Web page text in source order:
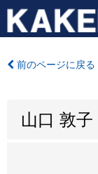
前のページに戻る
山口 敦子